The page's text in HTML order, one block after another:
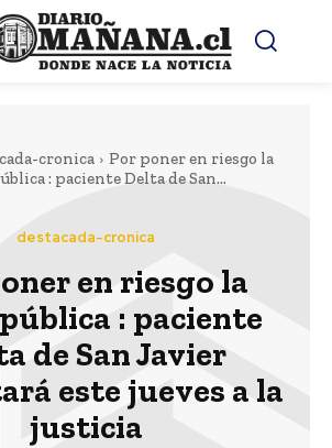
cronica
Por poner en riesgo la
: paciente Delta de San...
destacada-cronica
en riesgo la
: paciente
de San Javier
este jueves a la
justicia